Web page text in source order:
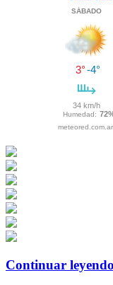
Continuar